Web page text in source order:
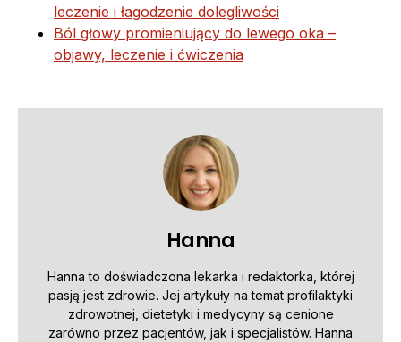
leczenie i łagodzenie dolegliwości
Ból głowy promieniujący do lewego oka –
objawy, leczenie i ćwiczenia
Hanna
Hanna to doświadczona lekarka i redaktorka, której
pasją jest zdrowie. Jej artykuły na temat profilaktyki
zdrowotnej, dietetyki i medycyny są cenione
zarówno przez pacjentów, jak i specjalistów. Hanna